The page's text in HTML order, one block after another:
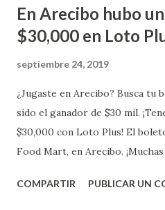
En Arecibo hubo
$30,000 en Loto
septiembre 24, 2019
¿Jugaste en Arecibo? Busca tu
sido el ganador de $30 mil.
$30,000 con Loto Plus! El
Food Mart, en Arecibo.
COMPARTIR PUBLICAR UN